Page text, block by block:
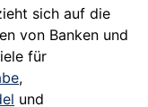
sich auf die
von Banken und
für
,
und